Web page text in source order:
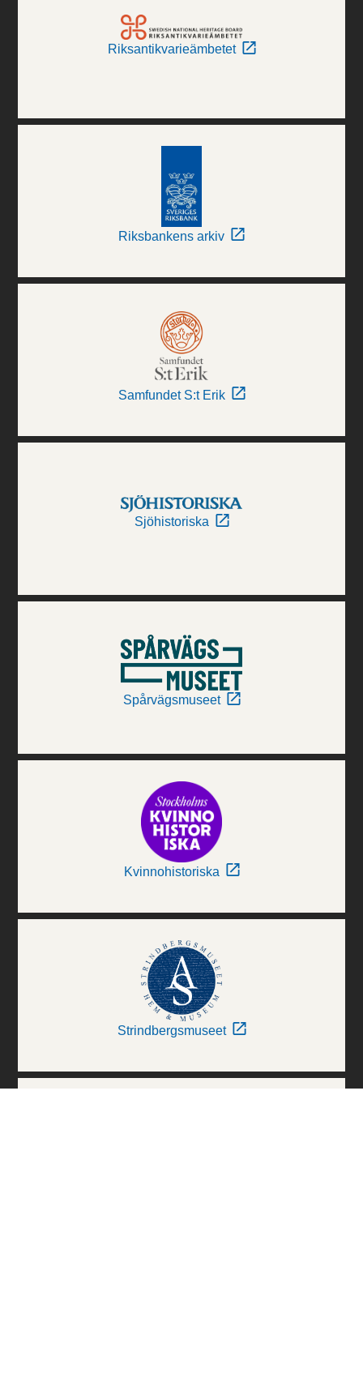
Riksantikvarieämbetet
Riksbankens arkiv
Samfundet S:t Erik
Sjöhistoriska
Spårvägsmuseet
Kvinnohistoriska
Strindbergsmuseet